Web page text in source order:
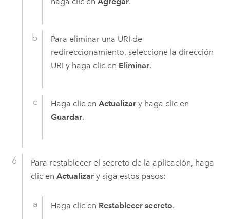
Para eliminar una URI de
redireccionamiento, seleccione la dirección
URI y haga clic en Eliminar.
Haga clic enActualizar y haga clic en
Guardar.
Para restablecer el secreto de la aplicación, haga
clic en Actualizary siga estos pasos:
Haga clic en Restablecer secreto.